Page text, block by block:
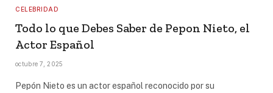
CELEBRIDAD
Todo lo que Debes Saber de Pepon Nieto, el
Actor Español
octubre 7, 2025
Pepón Nieto es un actor español reconocido por su